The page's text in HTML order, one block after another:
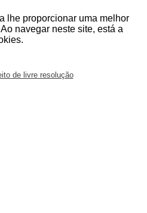
lhe proporcionar uma melhor
navegar neste site, está a
de livre resolução